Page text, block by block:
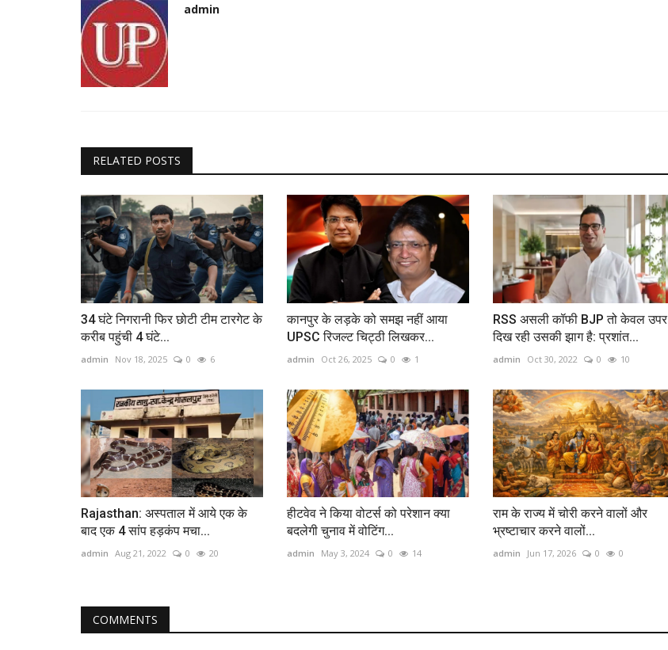
admin
RELATED POSTS
34 घंटे निगरानी फिर छोटी टीम टारगेट के
करीब पहुंची 4 घंटे...
admin Nov 18, 2025 0 6
कानपुर के लड़के को समझ नहीं आया
UPSC रिजल्ट चिट्ठी लिखकर...
admin Oct 26, 2025 0 1
RSS असली कॉफी BJP तो केवल उपर
दिख रही उसकी झाग है: प्रशांत...
admin Oct 30, 2022 0 10
Rajasthan: अस्पताल में आये एक के
बाद एक 4 सांप हड़कंप मचा...
admin Aug 21, 2022 0 20
हीटवेव ने किया वोटर्स को परेशान क्या
बदलेगी चुनाव में वोटिंग...
admin May 3, 2024 0 14
राम के राज्य में चोरी करने वालों और
भ्रष्टाचार करने वालों...
admin Jun 17, 2026 0 0
COMMENTS
CPL 2022: डैरेन सैमी को मिली बड़ी जिम्मेदारी
कैरेबियन प्रीमियर...
कैरेबियन प्रीमियर...